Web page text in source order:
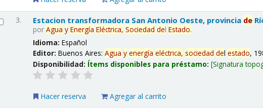
3. Estacion transformadora San Antonio Oeste, provincia de
porAgua y Energía Eléctrica, Sociedad delEstado.
Idioma:Español
Editor:Buenos Aires:Agua y energía eléctrica, sociedad delestado,
Disponibilidad: Ítems disponibles para préstamo: Signatura
Hacer reserva Agregar al carrito